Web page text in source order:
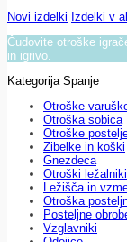
Novi izdelki Izdelki v
Čudovite otroške
in igrivo.
Kategorija Spanje
Otroške
Otroška sobica
Otroške
Zibelke in koški
Gnezdeca
Otroški ležalniki
Ležišča in
Otroška
Posteljne
Vzglavniki